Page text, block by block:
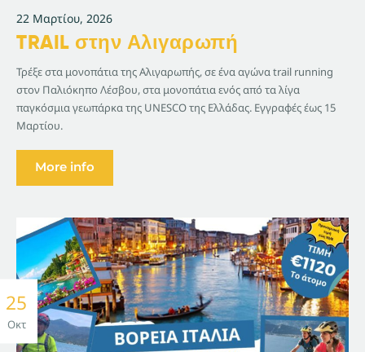
22 Μαρτίου, 2026
TRAIL στην Αλιγαρωπή
Τρέξε στα μονοπάτια της Αλιγαρωπής, σε ένα αγώνα trail running
στον Παλιόκηπο Λέσβου, στα μονοπάτια ενός από τα λίγα
παγκόσμια γεωπάρκα της UNESCO της Ελλάδας. Εγγραφές έως 15
Μαρτίου.
More info
25
Οκτ